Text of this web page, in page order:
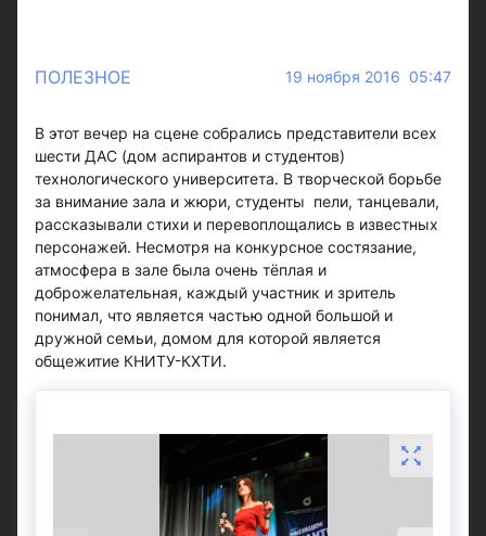
ПОЛЕЗНОЕ 19 ноября 2016 05:47
В этот вечер на сцене собрались представители всех
шести ДАС (дом аспирантов и студентов)
технологического университета. В творческой борьбе
за внимание зала и жюри, студенты пели, танцевали,
рассказывали стихи и перевоплощались в известных
персонажей. Несмотря на конкурсное состязание,
атмосфера в зале была очень тёплая и
доброжелательная, каждый участник и зритель
понимал, что является частью одной большой и
дружной семьи, домом для которой является
общежитие КНИТУ-КХТИ.